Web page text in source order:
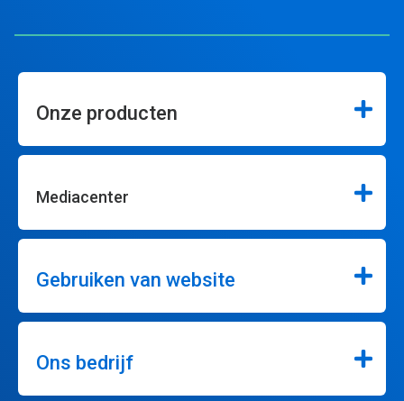
Onze producten
Mediacenter
Gebruiken van website
Ons bedrijf